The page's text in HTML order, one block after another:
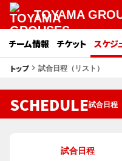
TOYAMA
チーム情報 チケット スケジ
トップkeyboard_arrow_right 試合日程（リスト）
SCHEDULE試合日程
試合日程